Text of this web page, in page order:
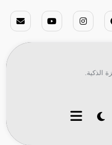
الذكية.